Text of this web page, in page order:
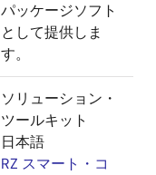
パッケージソフト
として提供しま
す。
ソリューション・
ツールキット
日本語
RZ スマート・コ